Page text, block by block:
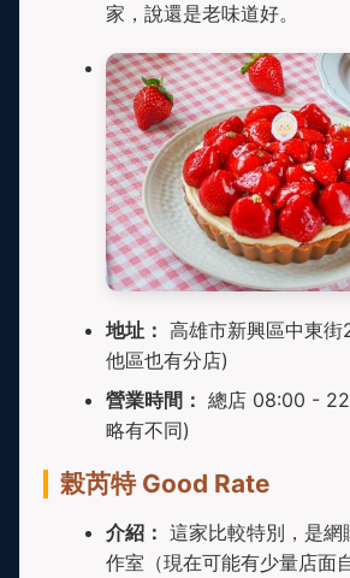
家，說還是老味道好。
地址： 高雄市新興區中東
他區也有分店)
營業時間： 總店 08:00 -
略有不同)
榖芮特 Good Rate
介紹： 這家比較特別，是網
作室（現在可能有少量店面